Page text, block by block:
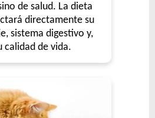
de salud. La dieta
directamente su
sistema digestivo y,
calidad de vida.